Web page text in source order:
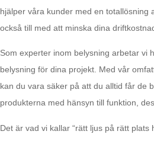
hjälper våra kunder med en totallösning
också till med att minska dina
Som experter inom belysning arbetar vi
belysning för dina projekt. Med vår
kan du vara säker på att du alltid får de
produkterna med hänsyn till funktion,
Det är vad vi kallar “rätt ljus på rätt plats